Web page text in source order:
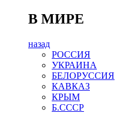
В МИРЕ
назад
РОСCИЯ
УКРАИНА
БЕЛОРУССИЯ
КАВКАЗ
КРЫМ
Б.СССР